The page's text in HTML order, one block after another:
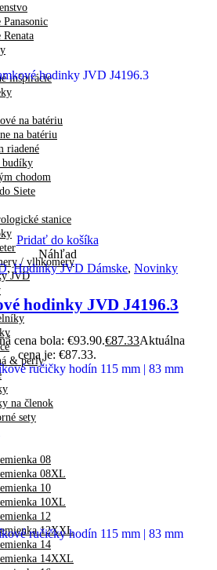
Panasonic
Renata
inšpirácie
na batériu
na batériu
riadené
budíky
chodom
Siete
stanice
/ vlhkomery
JVD
& perly
na členok
sety
08
08XL
10
10XL
12
12XXL
14
14XXL
Pridať do košíka
Náhľad
,Hodinky JVD Dámske, Novinky
hodinky JVD J4196.3
cena bola: €93.90.€87.33Aktuálna
cena je: €87.33.